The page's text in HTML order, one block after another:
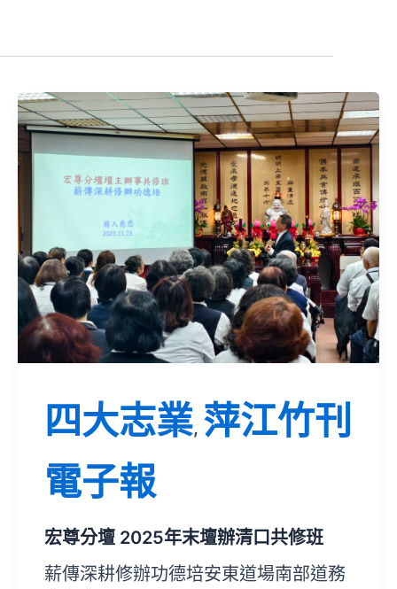
四大志業, 萍江竹刊
電子報
宏尊分壇 2025年末壇辦清口共修班
薪傳深耕修辦功德培安東道場南部道務